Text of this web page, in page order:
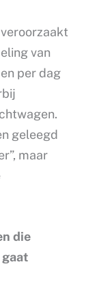
van
per dag
geleegd
maar
die